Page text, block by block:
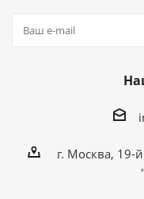
г. Москва, 19-